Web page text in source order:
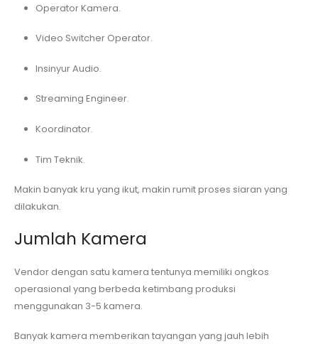
Operator Kamera.
Video Switcher Operator.
Insinyur Audio.
Streaming Engineer.
Koordinator.
Tim Teknik.
Makin banyak kru yang ikut, makin rumit proses siaran yang
dilakukan.
Jumlah Kamera
Vendor dengan satu kamera tentunya memiliki ongkos
operasional yang berbeda ketimbang produksi
menggunakan 3-5 kamera.
Banyak kamera memberikan tayangan yang jauh lebih